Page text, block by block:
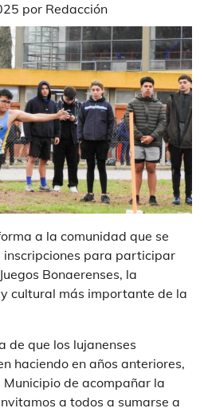
por Redacción
a la comunidad que se
para participar
Bonaerenses, la
cultural más importante de la
de que los lujanenses
haciendo en años anteriores,
de acompañar la
a todos a sumarse a